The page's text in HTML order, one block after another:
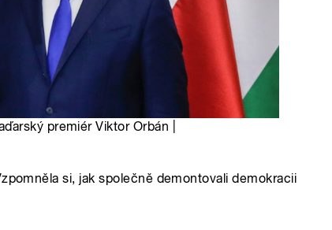
premiér Viktor Orbán |
si, jak společně demontovali demokracii